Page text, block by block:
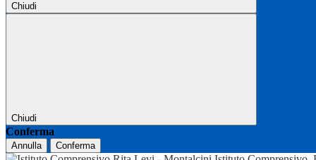
Chiudi
Chiudi
Conferma
Annulla Conferma